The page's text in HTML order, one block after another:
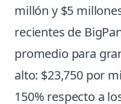
millón y $5
recientes de
promedio para
alto: $23,750 por
150% respecto a